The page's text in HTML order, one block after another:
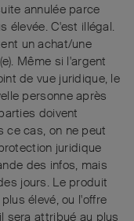
annulée parce
élevée. C'est illégal.
un achat/une
Même si l'argent
de vue juridique, le
personne après
doivent
ce cas, on ne peut
juridique
des infos, mais
jours. Le produit
élevé, ou l'offre
sera attribué au plus